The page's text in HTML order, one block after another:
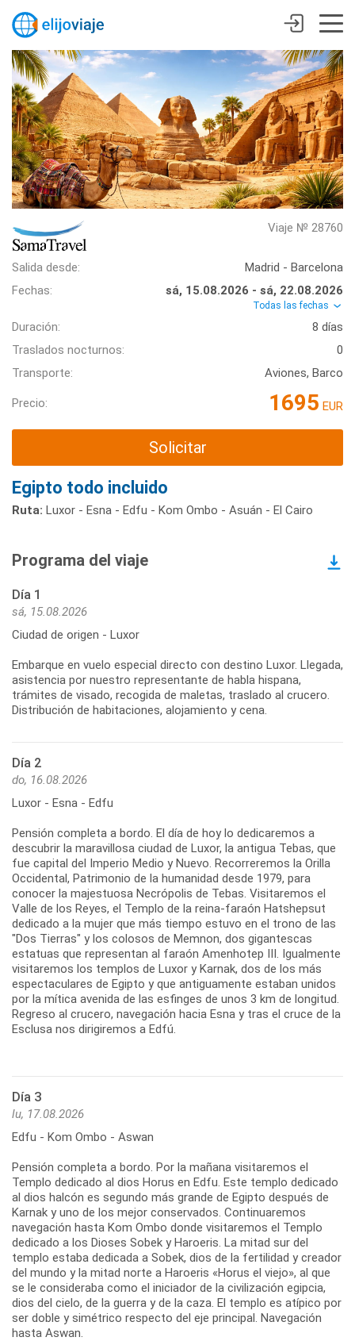
Viaje № 28760
Salida desde:
Madrid - Barcelona
Fechas:
sá, 15.08.2026 - sá, 22.08.2026
Todas las fechas
Duración:
8 días
Traslados nocturnos:
0
Transporte:
Aviones, Barco
Precio: 1695 EUR
Solicitar
Egipto todo incluido
Ruta: Luxor - Esna - Edfu - Kom Ombo - Asuán - El Cairo
Programa del viaje
Día 1
sá, 15.08.2026
Ciudad de origen - Luxor
Embarque en vuelo especial directo con destino Luxor. Llegada,
asistencia por nuestro representante de habla hispana,
trámites de visado, recogida de maletas, traslado al crucero.
Distribución de habitaciones, alojamiento y cena.
Día 2
do, 16.08.2026
Luxor - Esna - Edfu
Pensión completa a bordo. El día de hoy lo dedicaremos a
descubrir la maravillosa ciudad de Luxor, la antigua Tebas, que
fue capital del Imperio Medio y Nuevo. Recorreremos la Orilla
Occidental, Patrimonio de la humanidad desde 1979, para
conocer la majestuosa Necrópolis de Tebas. Visitaremos el
Valle de los Reyes, el Templo de la reina-faraón Hatshepsut
dedicado a la mujer que más tiempo estuvo en el trono de las
"Dos Tierras" y los colosos de Memnon, dos gigantescas
estatuas que representan al faraón Amenhotep III. Igualmente
visitaremos los templos de Luxor y Karnak, dos de los más
espectaculares de Egipto y que antiguamente estaban unidos
por la mítica avenida de las esfinges de unos 3 km de longitud.
Regreso al crucero, navegación hacia Esna y tras el cruce de la
Esclusa nos dirigiremos a Edfú.
Día 3
lu, 17.08.2026
Edfu - Kom Ombo - Aswan
Pensión completa a bordo. Por la mañana visitaremos el
Templo dedicado al dios Horus en Edfu. Este templo dedicado
al dios halcón es segundo más grande de Egipto después de
Karnak y uno de los mejor conservados. Continuaremos
navegación hasta Kom Ombo donde visitaremos el Templo
dedicado a los Dioses Sobek y Haroeris. La mitad sur del
templo estaba dedicada a Sobek, dios de la fertilidad y creador
del mundo y la mitad norte a Haroeris «Horus el viejo», al que
se le consideraba como el iniciador de la civilización egipcia,
dios del cielo, de la guerra y de la caza. El templo es atípico por
ser doble y simétrico respecto del eje principal. Navegación
hasta Aswan.